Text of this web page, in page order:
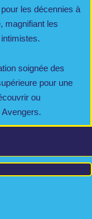
les décennies à
magnifiant les
soignée des
pour une
ou